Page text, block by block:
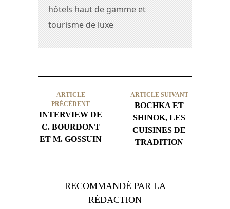
hôtels haut de gamme et
tourisme de luxe
ARTICLE
PRÉCÉDENT
INTERVIEW DE
C. BOURDONT
ET M. GOSSUIN
ARTICLE SUIVANT
BOCHKA ET
SHINOK, LES
CUISINES DE
TRADITION
RECOMMANDÉ PAR LA
RÉDACTION